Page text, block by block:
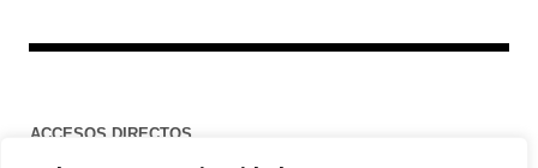
ACCESOS DIRECTOS